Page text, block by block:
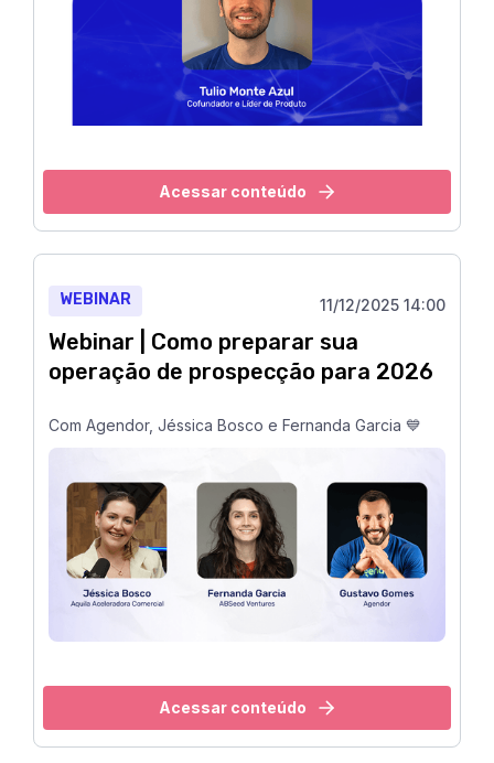
Acessar conteúdo
WEBINAR 11/12/2025 14:00
Webinar | Como preparar sua
operação de prospecção para 2026
Com Agendor, Jéssica Bosco e Fernanda Garcia 💙
Acessar conteúdo